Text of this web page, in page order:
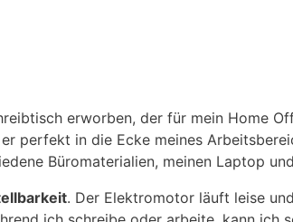
erworben, der für mein Home
perfekt in die Ecke meines
Büromaterialien, meinen Laptop
. Der Elektromotor läuft leise